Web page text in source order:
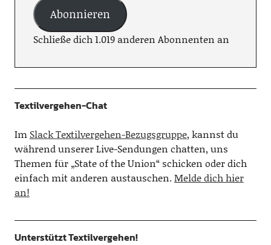
Abonnieren
Schließe dich 1.019 anderen Abonnenten an
Textilvergehen-Chat
Im Slack Textilvergehen-Bezugsgruppe, kannst du
während unserer Live-Sendungen chatten, uns
Themen für „State of the Union“ schicken oder dich
einfach mit anderen austauschen.Melde dich hier
an!
Unterstützt Textilvergehen!